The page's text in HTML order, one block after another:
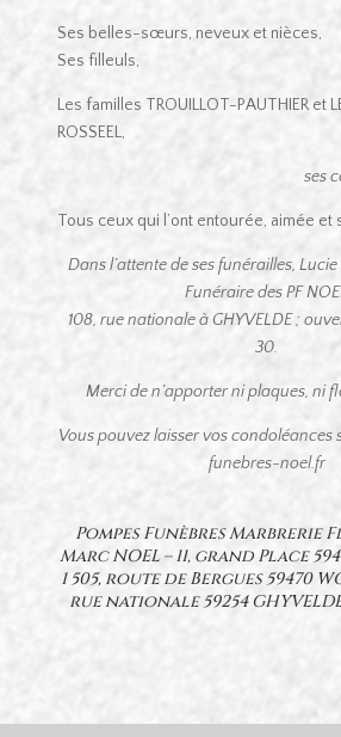
Ses belles-sœurs, neveux et nièces,
Ses filleuls,
Les familles TROUILLOT-PAUTHIER et
ROSSEEL,
ses
Tous ceux qui l’ont entourée, aimée et
Dans l’attente de ses funérailles, Lucie
Funéraire des PF
108, rue nationale à GHYVELDE ;
30.
Merci de n’apporter ni plaques, ni
Vous pouvez laisser vos
funebres-noel.fr
Pompes Funèbres Marbrerie
Marc NOEL – 11, grand Place
1 505, route de Bergues 59470
rue nationale 59254